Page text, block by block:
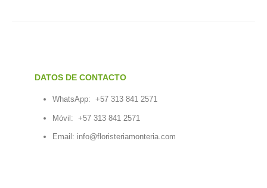
DATOS DE CONTACTO
WhatsApp: +57 313 841 2571
Móvil: +57 313 841 2571
Email: info@floristeriamonteria.com